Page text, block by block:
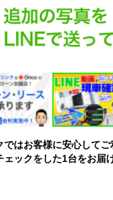
ではお客様に安心してご
ェックをした1台をお届